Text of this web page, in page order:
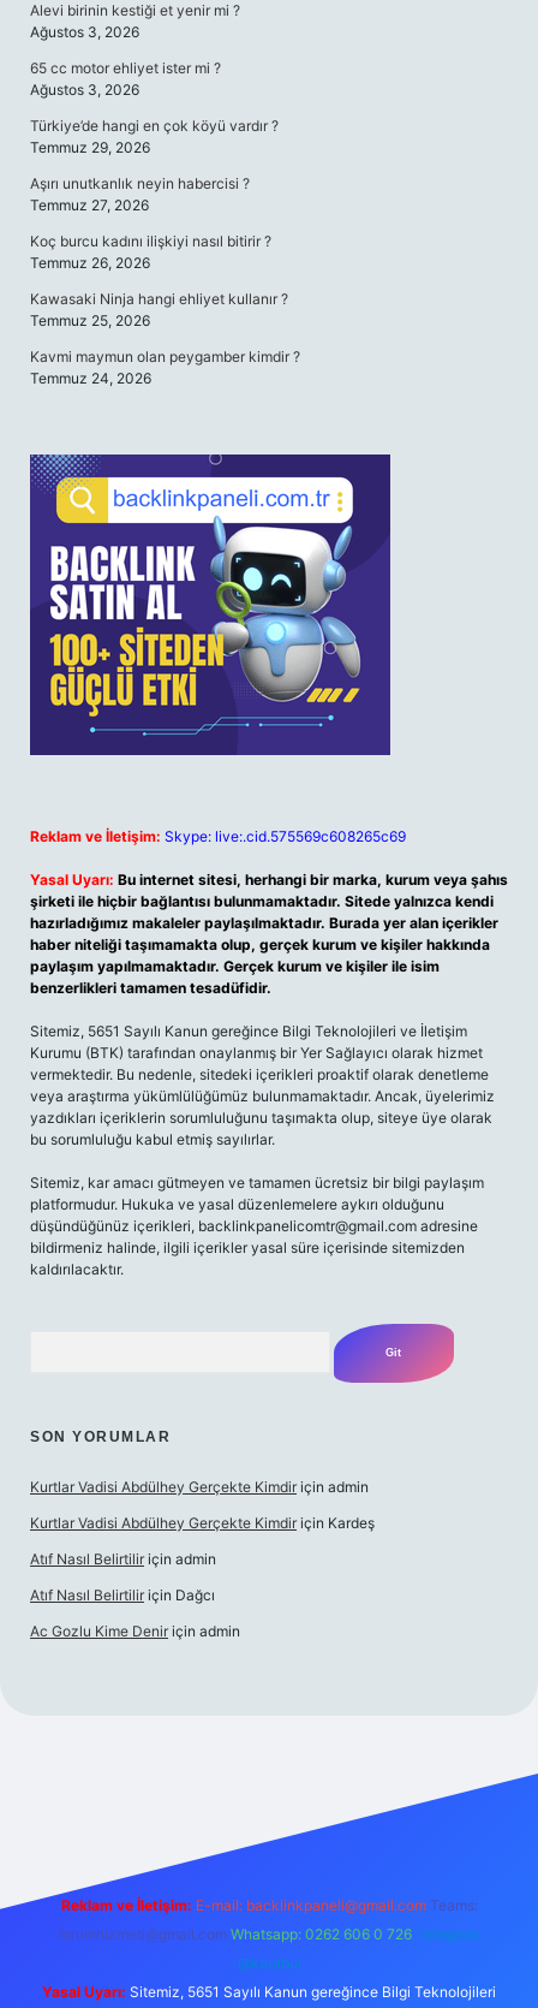
Alevi birinin kestiği et yenir mi ?
Ağustos 3, 2026
65 cc motor ehliyet ister mi ?
Ağustos 3, 2026
Türkiye’de hangi en çok köyü vardır ?
Temmuz 29, 2026
Aşırı unutkanlık neyin habercisi ?
Temmuz 27, 2026
Koç burcu kadını ilişkiyi nasıl bitirir ?
Temmuz 26, 2026
Kawasaki Ninja hangi ehliyet kullanır ?
Temmuz 25, 2026
Kavmi maymun olan peygamber kimdir ?
Temmuz 24, 2026
Reklam ve İletişim: Skype: live:.cid.575569c608265c69
Yasal Uyarı: Bu internet sitesi, herhangi bir marka, kurum veya şahıs
şirketi ile hiçbir bağlantısı bulunmamaktadır. Sitede yalnızca kendi
hazırladığımız makaleler paylaşılmaktadır. Burada yer alan içerikler
haber niteliği taşımamakta olup, gerçek kurum ve kişiler hakkında
paylaşım yapılmamaktadır. Gerçek kurum ve kişiler ile isim
benzerlikleri tamamen tesadüfidir.
Sitemiz, 5651 Sayılı Kanun gereğince Bilgi Teknolojileri ve İletişim
Kurumu (BTK) tarafından onaylanmış bir Yer Sağlayıcı olarak hizmet
vermektedir. Bu nedenle, sitedeki içerikleri proaktif olarak denetleme
veya araştırma yükümlülüğümüz bulunmamaktadır. Ancak, üyelerimiz
yazdıkları içeriklerin sorumluluğunu taşımakta olup, siteye üye olarak
bu sorumluluğu kabul etmiş sayılırlar.
Sitemiz, kar amacı gütmeyen ve tamamen ücretsiz bir bilgi paylaşım
platformudur. Hukuka ve yasal düzenlemelere aykırı olduğunu
düşündüğünüz içerikleri, backlinkpanelicomtr@gmail.com adresine
bildirmeniz halinde, ilgili içerikler yasal süre içerisinde sitemizden
kaldırılacaktır.
SON YORUMLAR
Kurtlar Vadisi Abdülhey Gerçekte Kimdir için admin
Kurtlar Vadisi Abdülhey Gerçekte Kimdir için Kardeş
Atıf Nasıl Belirtilir için admin
Atıf Nasıl Belirtilir için Dağcı
Ac Gozlu Kime Denir için admin
Reklam ve İletişim: E-mail: backlinkpaneli@gmail.com Teams:
forumhizmeti@gmail.com Whatsapp: 0262 606 0 726 Telegram:
@karabul
Yasal Uyarı: Sitemiz, 5651 Sayılı Kanun gereğince Bilgi Teknolojileri